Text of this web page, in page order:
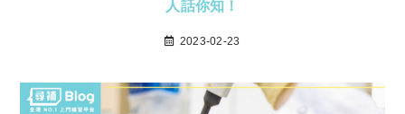
人話你知！
2023-02-23